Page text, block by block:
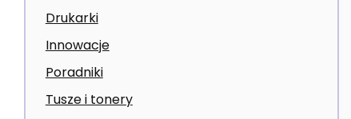
Drukarki
Innowacje
Poradniki
Tusze i tonery